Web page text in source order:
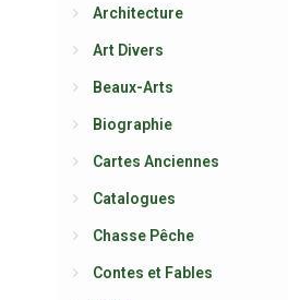
Architecture
Art Divers
Beaux-Arts
Biographie
Cartes Anciennes
Catalogues
Chasse Pêche
Contes et Fables